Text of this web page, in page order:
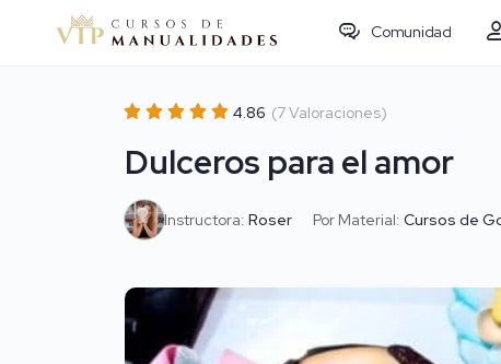
Comunidad
4.86 (7 Valoraciones)
Dulceros para el amor
Instructora: Roser Por Material: Cursos de